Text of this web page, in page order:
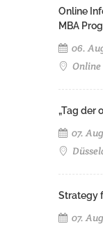
Online
MBA
06.
Online
„Tag der
07.
Strategy
07.